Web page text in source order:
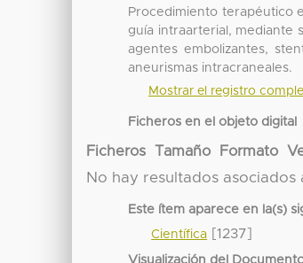
Procedimiento terapéutico
guía intraarterial, mediante
agentes embolizantes,
aneurismas intracraneales.
Mostrar el registro
Ficheros en el objeto digital
Ficheros Tamaño Formato
No hay resultados asociados
Este ítem aparece en la(s)
Científica [1237]